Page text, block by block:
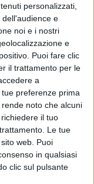
personalizzati,
e
noi e i nostri
e
Puoi fare clic
il trattamento per le
a
preferenze prima
rende noto che alcuni
il tuo
Le tue
web. Puoi
in qualsiasi
clic sul pulsante
tifosi torneranno al
col Matera
per la prima
Lucarelli: